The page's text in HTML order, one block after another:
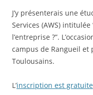
J’y présenterais une
Services (AWS) intitulée
l’entreprise ?”.
campus de Rangueil et
Toulousains.
L’inscription est gratuite